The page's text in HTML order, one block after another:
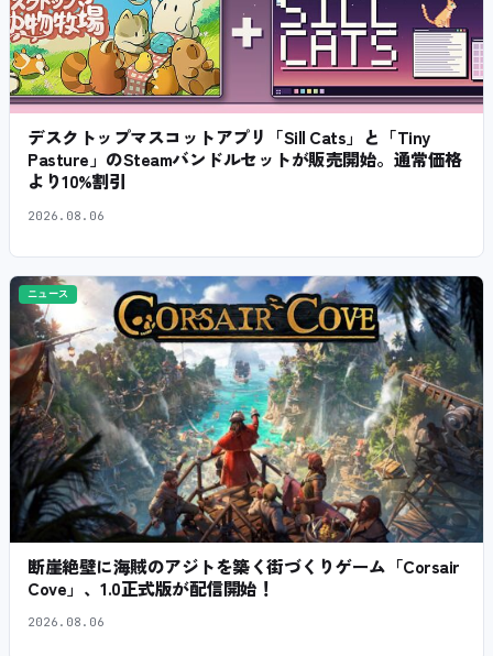
デスクトップマスコットアプリ「Sill Cats」と「Tiny
Pasture」のSteamバンドルセットが販売開始。通常価格
より10%割引
2026.08.06
ニュース
断崖絶壁に海賊のアジトを築く街づくりゲーム「Corsair
Cove」、1.0正式版が配信開始！
2026.08.06